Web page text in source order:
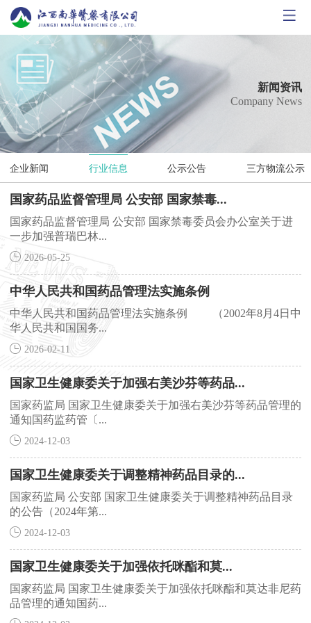
首
概
况
闻
资
讯
核
心
业
务
产
品
展
示
南
华
党
人
力
答
台
联
我
们
新闻资讯
Company News
企业新闻 行业信息 公示公告 三方物流公示
国家药品监督管理局 公安部 国家禁毒...
国家药品监督管理局 公安部 国家禁毒委员会办公室关于进
一步加强普瑞巴林...
2026-05-25
中华人民共和国药品管理法实施条例
中华人民共和国药品管理法实施条例 （2002年8月4日中
华人民共和国国务...
2026-02-11
国家卫生健康委关于加强右美沙芬等药品...
国家药监局 国家卫生健康委关于加强右美沙芬等药品管理的
通知国药监药管〔...
2024-12-03
国家卫生健康委关于调整精神药品目录的...
国家药监局 公安部 国家卫生健康委关于调整精神药品目录
的公告（2024年第...
2024-12-03
国家卫生健康委关于加强依托咪酯和莫...
国家药监局 国家卫生健康委关于加强依托咪酯和莫达非尼药
品管理的通知国药...